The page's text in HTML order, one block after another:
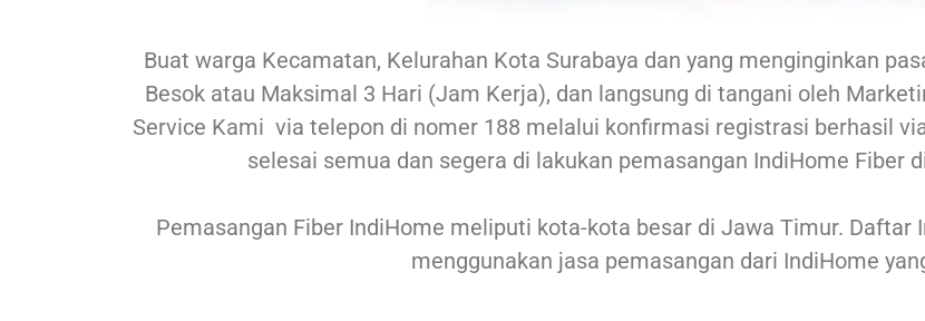
Buat warga Kecamatan, Kelurahan Kota Surabaya dan yang menginginkan
Besok atau Maksimal 3 Hari (Jam Kerja), dan langsung di tangani oleh
Service Kami via telepon di nomer 188 melalui konfirmasi registrasi berhasil
selesai semua dan segera di lakukan pemasangan IndiHome Fiber
Pemasangan Fiber IndiHome meliputi kota-kota besar di Jawa Timur. Daftar
menggunakan jasa pemasangan dari IndiHome